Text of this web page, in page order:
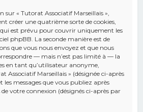
sur « Tutorat Associatif Marseillais »,
créer une quatrième sorte de cookies,
est prévu pour couvrir uniquement les
phpBB. La seconde manière est de
que vous nous envoyez et que nous
— mais n’est pas limité à — la
en tant qu’utilisateur anonyme,
Associatif Marseillais » (désignée ci-après
les messages que vous publiez après
votre connexion (désignés ci-après par